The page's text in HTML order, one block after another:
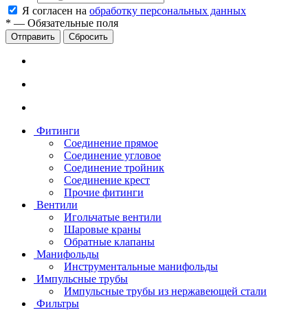
Я согласен на обработку персональных данных
* — Обязательные поля
Сбросить
Фитинги
Соединение прямое
Соединение угловое
Соединение тройник
Соединение крест
Прочие фитинги
Вентили
Игольчатые вентили
Шаровые краны
Обратные клапаны
Манифольды
Инструментальные манифольды
Импульсные трубы
Импульсные трубы из нержавеющей стали
Фильтры